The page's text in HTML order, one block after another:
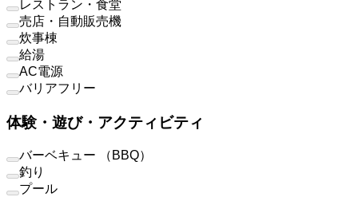
レストラン・食堂
売店・自動販売機
炊事棟
給湯
AC電源
バリアフリー
体験・遊び・アクティビティ
バーベキュー （BBQ）
釣り
プール